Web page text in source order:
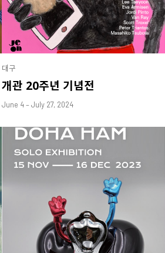
대구
개관 20주년 기념전
June 4 – July 27, 2024